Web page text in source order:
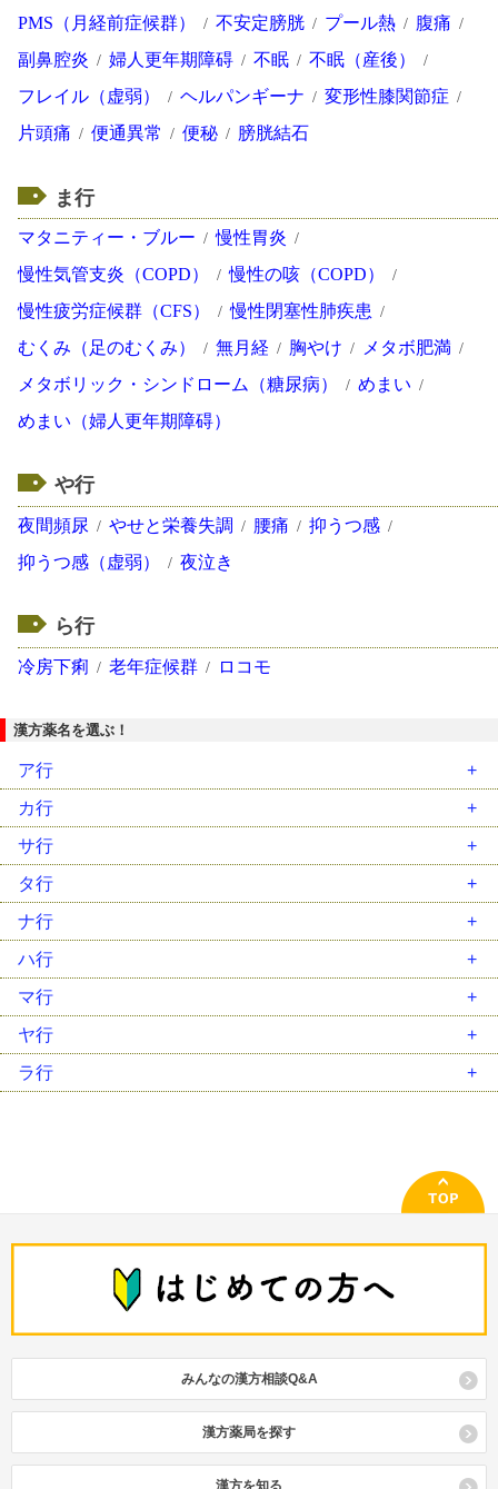
PMS（月経前症候群）
不安定膀胱 プール熱
腹痛
副鼻腔炎
婦人更年期障碍 不眠
不眠（産後）
フレイル（虚弱）
ヘルパンギーナ
変形性膝関節症
片頭痛
便通異常 便秘 膀胱結石
ま行
マタニティー・ブルー
慢性胃炎
慢性気管支炎（COPD）
慢性の咳（COPD）
慢性疲労症候群（CFS）
慢性閉塞性肺疾患
むくみ（足のむくみ）
無月経 胸やけ
メタボ肥満
メタボリック・シンドローム（糖尿病）
めまい
めまい（婦人更年期障碍）
や行
夜間頻尿 やせと栄養失調 腰痛
抑うつ感
抑うつ感（虚弱）
夜泣き
ら行
冷房下痢 老年症候群 ロコモ
漢方薬名を選ぶ！
ア行
安中散（ｱﾝﾁｭｳｻﾝ）
胃苓湯（ｲﾚｲﾄｳ）
茵蔯蒿湯（ｲﾝﾁﾝｺｳﾄｳ）
温経湯（ｳﾝｹｲﾄｳ）
温清飲（ｳﾝｾｲｲﾝ）
越婢加朮湯（ｴｯﾋﾟｶｼﾞｭﾂﾄｳ）
カ行
藿香正気散（ｶｯｺｳｼｮｳｷｻﾝ）
葛根湯（ｶｯｺﾝﾄｳ）
葛根湯加川芎辛夷（ｶｯｺﾝﾄｳｶｾﾝｷｭｳｼﾝｲ）
加味逍遙散（ｶﾐｼｮｳﾖｳｻﾝ）
帰脾湯（ｷﾋﾄｳ）
芎帰調血飲（ｷｭｳｷﾁｮｳｹﾂｲﾝ）
牛車腎気丸（ｺﾞｼｬｼﾞﾝｷｶﾞﾝ）
呉茱萸湯（ｺﾞｼｭﾕﾄｳ）
サ行
柴胡加竜骨牡蛎湯（ｻｲｺｶﾘｭｳｺﾂﾎﾞﾚｲﾄｳ）
柴胡桂枝乾姜湯（ｻｲｺｹｲｼｶﾝｷｮｳﾄｳ）
柴胡桂枝湯（ｻｲｺｹｲｼﾄｳ）
柴胡清肝湯（ｻｲｺｾｲｶﾝﾄｳ）
三黄瀉心湯（ｻﾝｵｳｼｬｼﾝﾄｳ）
滋陰降火湯（ｼﾞｲﾝｺｳｶﾄｳ）
小柴胡湯（ｼｮｳｻｲｺﾄｳ）
小青竜湯（ｼｮｳｾｲﾘｭｳﾄｳ）
参蘇飲（ｼﾞﾝｿｲﾝ）
清上防風湯（ｾｲｼﾞｮｳﾎﾞｳﾌｳﾄｳ）
タ行
大建中湯（ﾀﾞｲｹﾝﾁｭｳﾄｳ）
大柴胡湯（ﾀﾞｲｻｲｺﾄｳ）
大承気湯（ﾀﾞｲｼﾞｮｳｷﾄｳ）
竹筎温胆湯（ﾁｸｼﾞｮｳﾝﾀﾝﾄｳ）
調胃承気湯（ﾁｮｳｲｼﾞｮｳｷﾄｳ）
釣藤散（ﾁｮｳﾄｳｻﾝ）
ナ行
二陳湯（ﾆﾁﾝﾄｳ）
女神散（ﾆｮｼﾝｻﾝ）
人参湯（ﾆﾝｼﾞﾝﾄｳ）
人参養栄湯（ﾆﾝｼﾞﾝﾖｳｴｲﾄｳ）
ハ行
排膿散及湯（ﾊｲﾉｳｻﾝｷｭｳﾄｳ）
麦門冬湯（ﾊﾞｸﾓﾝﾄﾞｳﾄｳ）
八味地黄丸（ﾊﾁﾐｼﾞｵｳｶﾞﾝ）
半夏厚朴湯（ﾊﾝｹﾞｺｳﾎﾞｸﾄｳ）
補中益気湯（ﾎﾁｭｳｴｯｷﾄｳ）
マ行
麻黄湯（ﾏｵｳﾄｳ）
麻黄附子細辛湯（ﾏｵｳﾌﾞｼｻｲｼﾝﾄｳ）
ヤ行
抑肝散（ﾖｸｶﾝｻﾝ）
ラ行
みんなの漢方相談Q&A
漢方薬局を探す
漢方を知る